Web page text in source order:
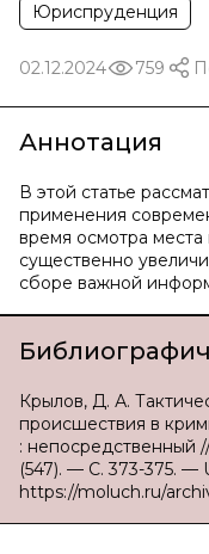
Юриспруденция
02.12.2024 759
Аннотация
В этой статье
применения
время осмотра
существенно
сборе важной
Крылов, Д. А.
происшествия в
:
(547). — С. 373-375. —
https://moluch.ru/